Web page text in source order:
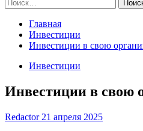
Главная
Инвестиции
Инвестиции в свою
Инвестиции
Инвестиции в свою
Redactor 21 апреля 2025